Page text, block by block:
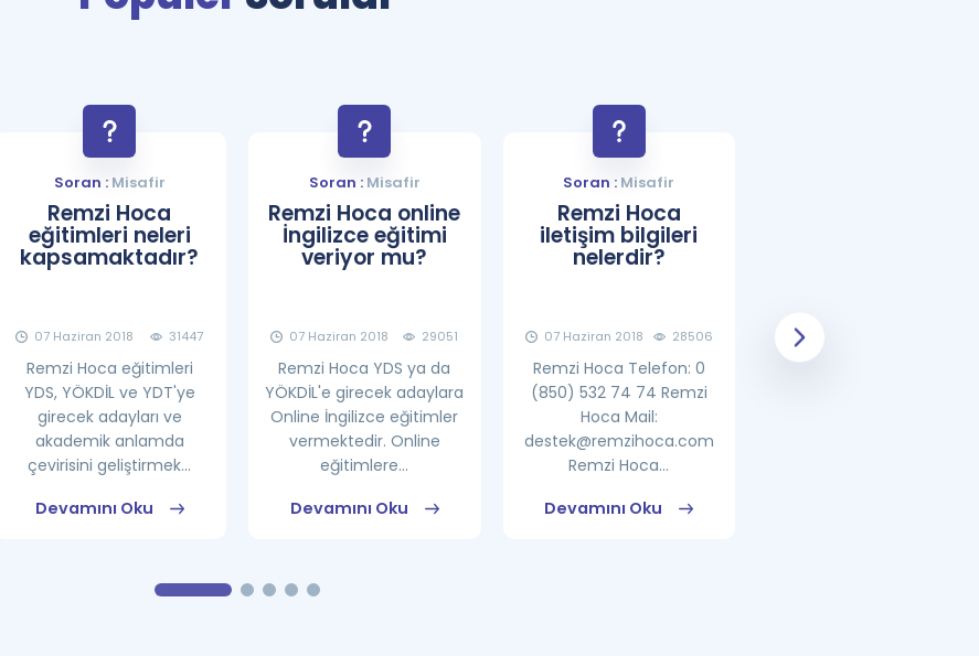
Soran :Misafir
Remzi Hoca
eğitimleri neleri
kapsamaktadır?
07 Haziran 2018 31447
Remzi Hoca eğitimleri
YDS, YÖKDİL ve YDT'ye
girecek adayları ve
akademik anlamda
çevirisini geliştirmek...
Devamını Oku
Soran :Misafir
Remzi Hoca online
İngilizce eğitimi
veriyor mu?
07 Haziran 2018 29051
Remzi Hoca YDS ya da
YÖKDİL'e girecek adaylara
Online İngilizce eğitimler
vermektedir. Online
eğitimlere...
Devamını Oku
Soran : Misafir
Remzi Hoca
iletişim bilgileri
nelerdir?
07 Haziran 2018 28506
Remzi Hoca Telefon: 0
(850) 532 74 74 Remzi
Hoca Mail:
destek@remzihoca.com
Remzi Hoca...
Devamını Oku
08 Haziran 2018